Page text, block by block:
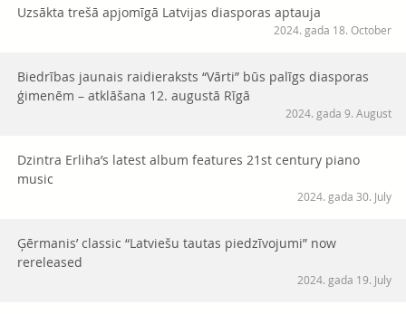
Uzsākta trešā apjomīgā Latvijas diasporas aptauja
2024. gada 18. October
Biedrības jaunais raidieraksts “Vārti” būs palīgs diasporas
ģimenēm – atklāšana 12. augustā Rīgā
2024. gada 9. August
Dzintra Erliha’s latest album features 21st century piano
music
2024. gada 30. July
Ģērmanis’ classic “Latviešu tautas piedzīvojumi” now
rereleased
2024. gada 19. July